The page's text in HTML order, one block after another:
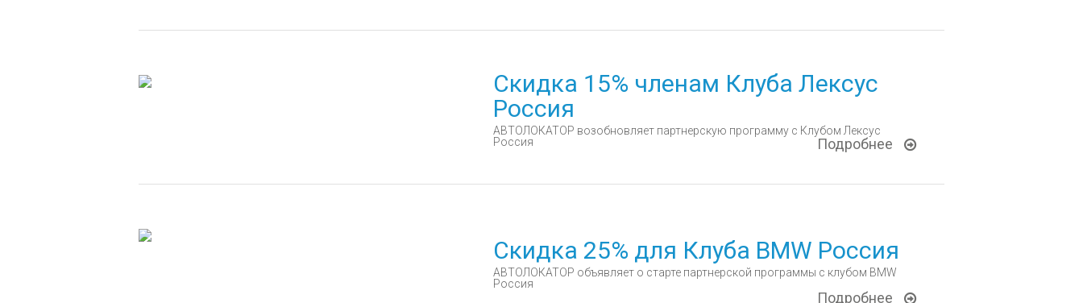
Скидка 15% членам Клуба Лексус
Россия
АВТОЛОКАТОР возобновляет партнерскую программу с Клубом Лексус
Россия
Подробнее
Скидка 25% для Клуба BMW Россия
АВТОЛОКАТОР объявляет о старте партнерской программы с клубом BMW
Россия
Подробнее